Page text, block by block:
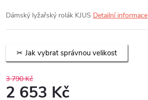
Dámský lyžařský rolák KJUS Detailní informace
Jak vybrat správnou velikost
3 790 Kč
2 653 Kč